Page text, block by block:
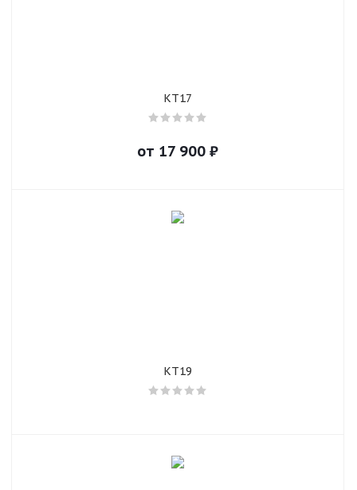
KT17
от 17 900 ₽
KT19